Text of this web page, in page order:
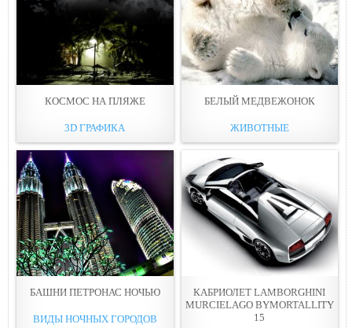
КОСМОС НА ПЛЯЖЕ
3D ГРАФИКА
БЕЛЫЙ МЕДВЕЖОНОК
ЖИВОТНЫЕ
БАШНИ ПЕТРОНАС НОЧЬЮ
ВИДЫ НОЧНЫХ ГОРОДОВ
КАБРИОЛЕТ LAMBORGHINI
MURCIELAGO BYMORTALLITY
15